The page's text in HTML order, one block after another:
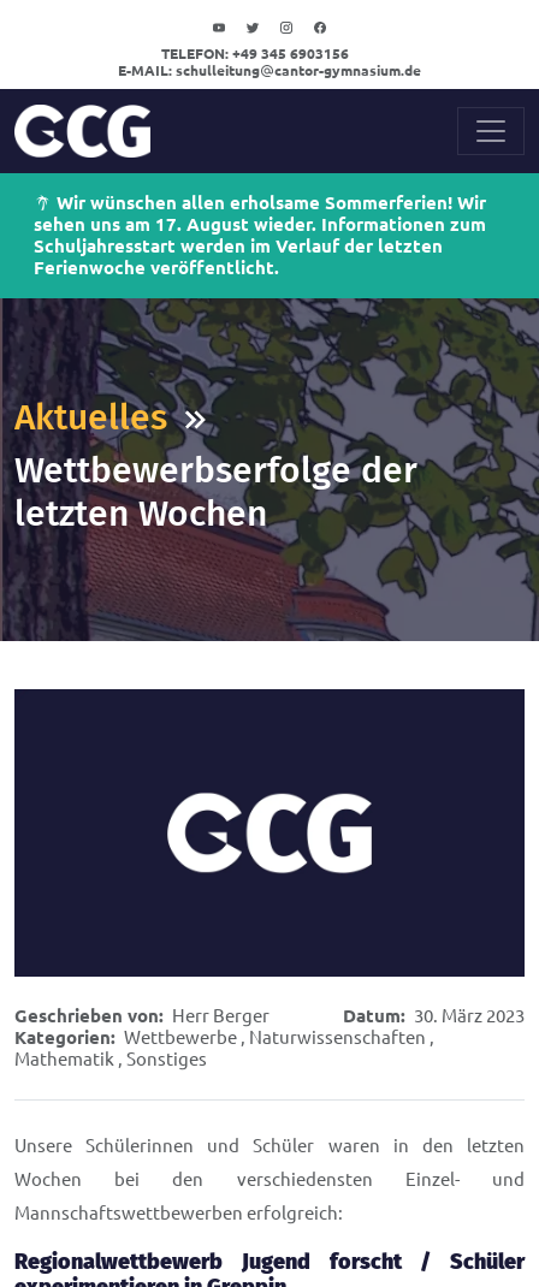
TELEFON: +49 345 6903156
E-MAIL: schulleitung cantor-gymnasium.de
Wir wünschen allen erholsame Sommerferien! Wir
sehen uns am 17. August wieder. Informationen zum
Schuljahresstart werden im Verlauf der letzten
Ferienwoche veröffentlicht.
Aktuelles
Wettbewerbserfolge der
letzten Wochen
Geschrieben von: Herr Berger Datum: 30. März 2023
Kategorien: Wettbewerbe , Naturwissenschaften ,
Mathematik , Sonstiges
Unsere Schülerinnen und Schüler waren in den letzten
Wochen bei den verschiedensten Einzel- und
Mannschaftswettbewerben erfolgreich:
Regionalwettbewerb Jugend forscht / Schüler